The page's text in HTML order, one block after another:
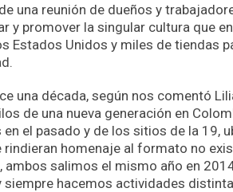
una reunión de dueños y
y promover la singular cultura que
Estados Unidos y miles de tiendas
una década, según nos comentó
de una nueva generación en
el pasado y de los sitios de la 19,
homenaje al formato no
ambos salimos el mismo año en
hacemos actividades